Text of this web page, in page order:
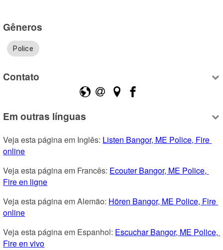
Gêneros
Police
Contato
Em outras línguas
Veja esta página em Inglês: Listen Bangor, ME Police, Fire
online
Veja esta página em Francês: Ecouter Bangor, ME Police,
Fire en ligne
Veja esta página em Alemão: Hören Bangor, ME Police, Fire
online
Veja esta página em Espanhol: Escuchar Bangor, ME Police,
Fire en vivo